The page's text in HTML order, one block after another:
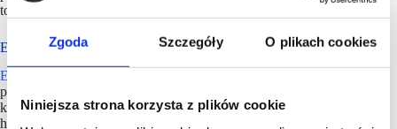
Zgoda Szczegóły O plikach cookies
Niniejsza strona korzysta z plików cookie
to punkty, które można wymienić na atrakcyjne nagrody.
EPP ma w porfolio 28 obiektów handlowych
EPP
pod względem powierzchni najmu (GLA). Portfel,
którym zarządzamy, obejmuje 34 projekty (28 obiektów
handlowych i 6 kompleksów biurowych) o łącznej wartości